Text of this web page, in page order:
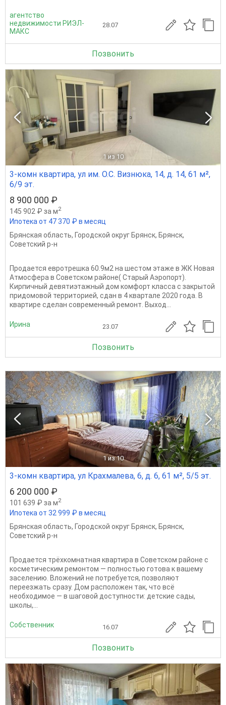
агентство
недвижимости РИЭЛ-
МАКС
28.07
Позвонить
1 из 10
3-комн квартира, ул им. О.С. Визнюка, 14, д. 14, 61 м²,
6/9 эт.
8 900 000 ₽
145 902 ₽ за м2
Ипотека от 47 370 ₽ в месяц
Брянская область, Городской округ Брянск, Брянск,
Советский р-н
Продается евротрешка 60.9м2 на шестом этаже в ЖК Новая
Атмосфера в Советском районе( Старый Аэропорт).
Кирпичный девятиэтажный дом комфорт класса с закрытой
придомовой территорией, сдан в 4 квартале 2020 года. В
квартире сделан современный ремонт. Выход...
Ирина 23.07
Позвонить
1 из 10
3-комн квартира, ул Крахмалева, 6, д. 6, 61 м², 5/5 эт.
6 200 000 ₽
101 639 ₽ за м2
Ипотека от 32 999 ₽ в месяц
Брянская область, Городской округ Брянск, Брянск,
Советский р-н
Продается трёхкомнатная квартира в Советском районе с
косметическим ремонтом — полностью готова к вашему
заселению. Вложений не потребуется, позволяют
переезжать сразу. Дом расположен так, что всё
необходимое — в шаговой доступности: детские сады,
школы,...
Собственник 16.07
Позвонить